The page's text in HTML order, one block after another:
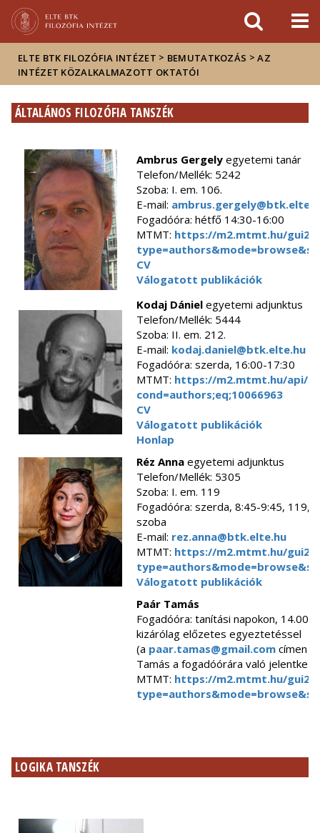
sajtóban
ELTE BTK FILOZÓFIA INTÉZET > BEMUTATKOZÁS >AZ
INTÉZET KÖZALKALMAZOTT OKTATÓI
ÁLTALÁNOS FILOZÓFIA TANSZÉK
Ambrus Gergely egyetemi tanár
Telefon/Mellék: 5242
Szoba: I. em. 106.
E-mail:
Fogadóóra: hétfő 14:30-16:00
MTMT: https://m2.mtmt.hu/gui2/?
CV
Válogatott publikációk
Kodaj Dániel egyetemi adjunktus
Telefon/Mellék: 5444
Szoba: II. em. 212.
E-mail: kodaj.daniel@btk.elte.hu
Fogadóóra: szerda, 16:00-17:30
MTMT: https://m2.mtmt.hu/api/
cond=authors;eq;10066963
CV
Válogatott publikációk
Honlap
Réz Anna egyetemi adjunktus
Telefon/Mellék: 5305
Szoba: I. em. 119
Fogadóóra: szerda, 8:45-9:45, 119,
szoba
E-mail: rez.anna@btk.elte.hu
MTMT: https://m2.mtmt.hu/gui2/?
Válogatott publikációk
Paár Tamás
Fogadóóra: tanítási napokon, 14.00-
kizárólag előzetes egyeztetéssel
(a paar.tamas@gmail.com címen
Tamás a fogadóórára való
MTMT: https://m2.mtmt.hu/gui2/?
LOGIKA TANSZÉK